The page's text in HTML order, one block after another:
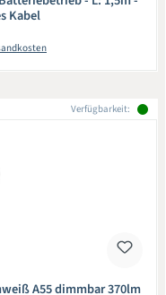
Kabel
Verfügbarkeit:
A55 dimmbar 370lm